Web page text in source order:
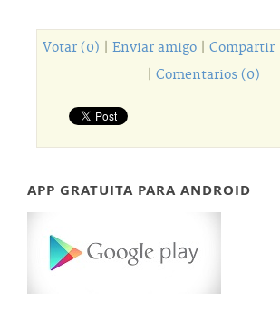
Votar (0) Enviar amigo| Compartir|
Comentarios (0)
APP GRATUITA PARA ANDROID